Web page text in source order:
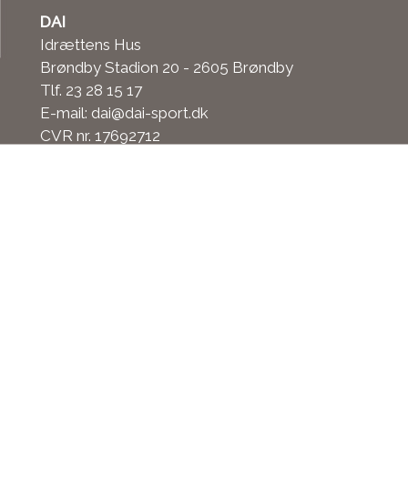
DAI
Idrættens Hus
Brøndby Stadion 20 - 2605 Brøndby
Tlf. 23 28 15 17
E-mail: dai@dai-sport.dk
CVR nr. 17692712